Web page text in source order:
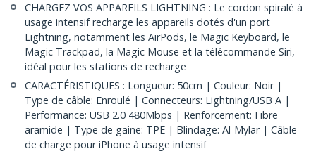
CHARGEZ VOS APPAREILS LIGHTNING : Le cordon spiralé à
usage intensif recharge les appareils dotés d'un port
Lightning, notamment les AirPods, le Magic Keyboard, le
Magic Trackpad, la Magic Mouse et la télécommande Siri,
idéal pour les stations de recharge
CARACTÉRISTIQUES : Longueur: 50cm | Couleur: Noir |
Type de câble: Enroulé | Connecteurs: Lightning/USB A |
Performance: USB 2.0 480Mbps | Renforcement: Fibre
aramide | Type de gaine: TPE | Blindage: Al-Mylar | Câble
de charge pour iPhone à usage intensif